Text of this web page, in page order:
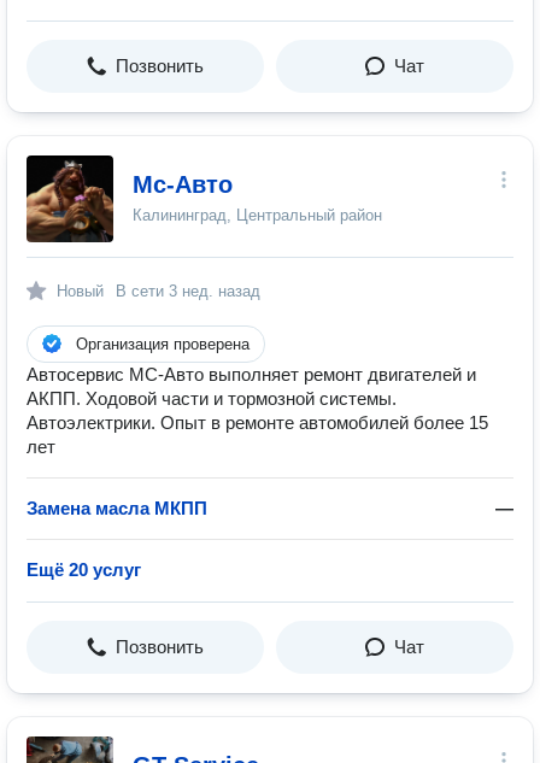
Позвонить Чат
Мс-Авто
Калининград, Центральный район
Новый В сети 3 нед. назад
Организация проверена
Автосервис МС-Авто выполняет ремонт двигателей и
АКПП. Ходовой части и тормозной системы.
Автоэлектрики. Опыт в ремонте автомобилей более 15
лет
Замена масла МКПП —
Ещё 20 услуг
Позвонить Чат